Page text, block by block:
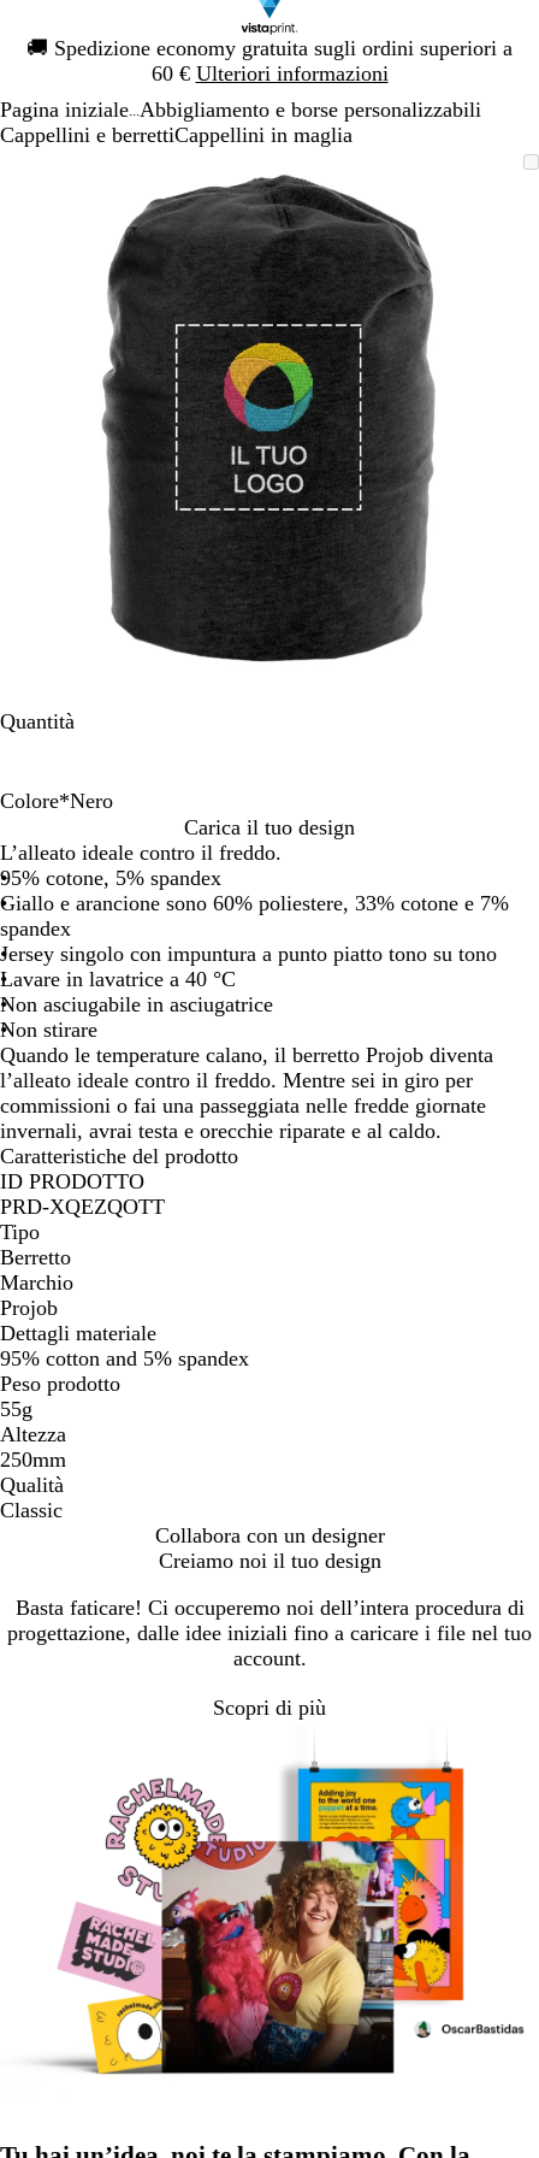
🚚 Spedizione economy gratuita sugli ordini superiori a
60 € Ulteriori informazioni
Diapositiva
1
Pagina iniziale Abbigliamento e borse personalizzabili
Cappellini e berrettiCappellini in maglia
può
essere
ingrandita
a
minimo
per
allargare
i
comandi
+
e
+
per
ingrandire
o
ridurre
e
le
frecce
per
spostarti
Quantità
Colore*Nero
e
r
o
i
a
l
l
o
/
B
l
u
m
a
r
i
n
o
r
a
n
c
i
o
n
e
Carica il tuo design
L’alleato ideale contro il freddo.
95% cotone, 5% spandex
Giallo e arancione sono 60% poliestere, 33% cotone e 7%
spandex
Jersey singolo con impuntura a punto piatto tono su tono
Lavare in lavatrice a 40 °C
Non asciugabile in asciugatrice
Non stirare
Quando le temperature calano, il berretto Projob diventa
l’alleato ideale contro il freddo. Mentre sei in giro per
commissioni o fai una passeggiata nelle fredde giornate
invernali, avrai testa e orecchie riparate e al caldo.
Caratteristiche del prodotto
ID PRODOTTO
PRD-XQEZQOTT
Tipo
Berretto
Marchio
Projob
Dettagli materiale
95% cotton and 5% spandex
Peso prodotto
55g
Altezza
250mm
Qualità
Classic
Collabora con un designer
Creiamo noi il tuo design
Basta faticare! Ci occuperemo noi dell’intera procedura di
progettazione, dalle idee iniziali fino a caricare i file nel tuo
account.
Scopri di più